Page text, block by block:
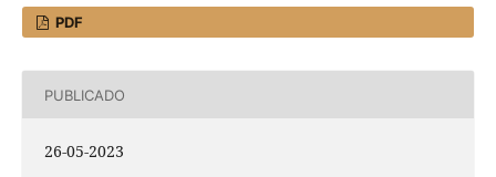
PDF
PUBLICADO
26-05-2023